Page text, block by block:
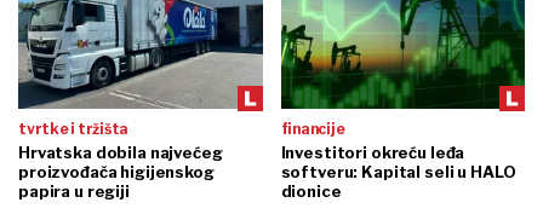
tvrtke i tržišta
Hrvatska dobila najvećeg
proizvođača higijenskog
papira u regiji
financije
Investitori okreću leđa
softveru: Kapital seli u HALO
dionice